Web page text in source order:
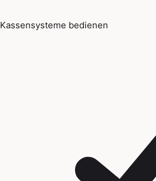
Kassensysteme bedienen